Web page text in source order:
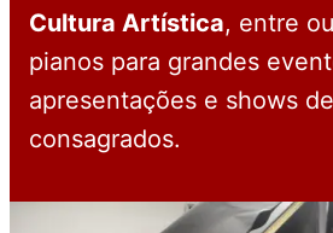
Cultura Artística, entre
pianos para grandes
apresentações e shows
consagrados.